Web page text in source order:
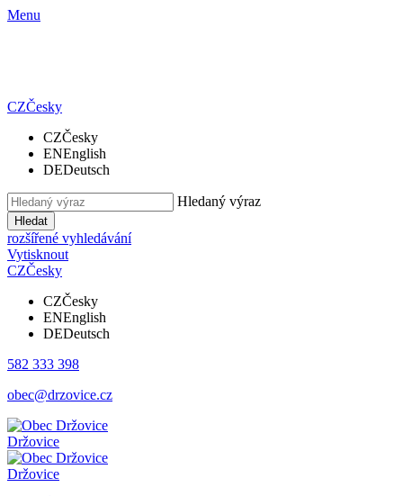
Menu
CZČesky
CZČesky
ENEnglish
DEDeutsch
Hledaný výraz
Hledat
rozšířené vyhledávání
Vytisknout
CZČesky
CZČesky
ENEnglish
DEDeutsch
582 333 398
obec@drzovice.cz
Držovice
Držovice